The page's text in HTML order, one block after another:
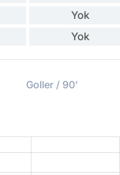
Yok
Yok
Goller / 90'